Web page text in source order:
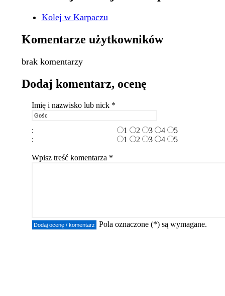
Kolej w Karpaczu
Komentarze użytkowników
brak komentarzy
Dodaj komentarz, ocenę
Imię i nazwisko lub nick *
: 1 2 3 4
5
:
1 2 3 4 5
Wpisz treść komentarza *
Pola oznaczone (*) są wymagane.